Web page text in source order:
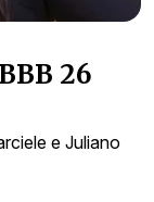
26
e Juliano